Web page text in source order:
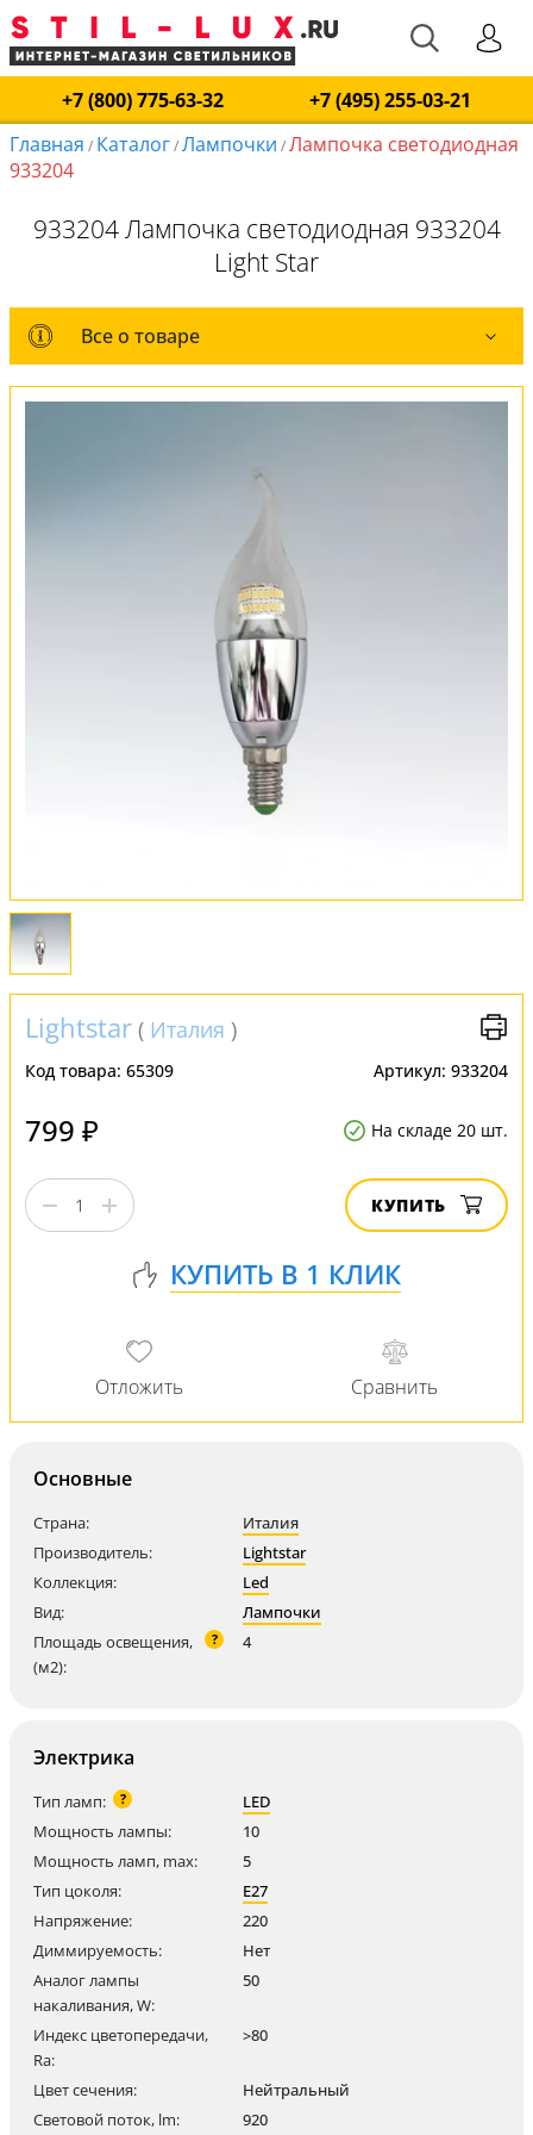
+7 (800) 775-63-32
+7 (495) 255-03-21
Главная / Каталог/Лампочки /Лампочка светодиодная
933204
933204 Лампочка светодиодная 933204
Light Star
Все о товаре
Все о товаре
Обмен и возврат
Lightstar ( Италия )
Код товара: 65309 Артикул: 933204
799 ₽ На складе 20 шт.
КУПИТЬ
Основные
Страна:
Италия
Производитель:
Lightstar
Коллекция:
Led
Вид:
Лампочки
Площадь освещения,
(м2):
? 4
Электрика
Тип ламп: ?
LED
Мощность лампы:
10
Мощность ламп, max:
5
Тип цоколя:
E27
Напряжение:
220
Диммируемость:
Нет
Аналог лампы
накаливания, W:
50
Индекс цветопередачи,
Ra:
>80
Цвет сечения:
Нейтральный
Световой поток, lm:
920